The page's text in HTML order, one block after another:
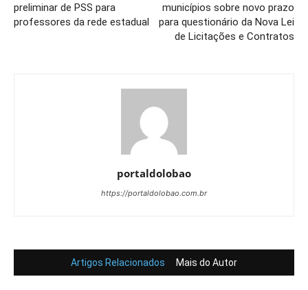
preliminar de PSS para
professores da rede estadual
municípios sobre novo prazo
para questionário da Nova Lei
de Licitações e Contratos
portaldolobao
https://portaldolobao.com.br
Artigos Relacionados Mais do Autor